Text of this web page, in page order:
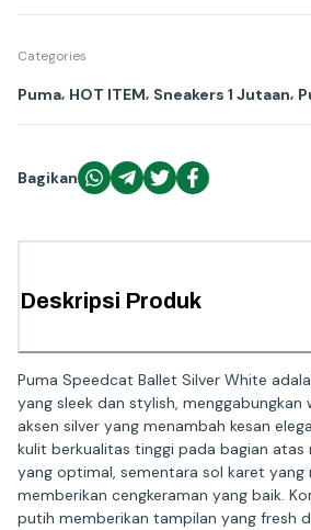
Categories
Puma, HOT ITEM, Sneakers 1 Jutaan,
Bagikan
Deskripsi Produk
Puma Speedcat Ballet Silver White
yang sleek dan stylish,
aksen silver yang menambah kesan
kulit berkualitas tinggi pada bagian atas
yang optimal, sementara sol karet yang
memberikan cengkeraman yang baik.
putih memberikan tampilan yang fresh